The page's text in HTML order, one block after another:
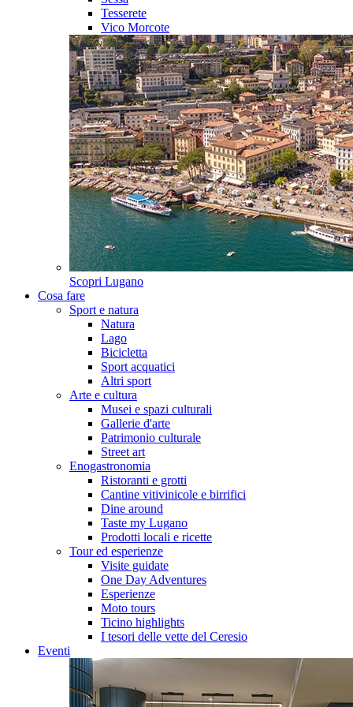
Tesserete
Vico Morcote
Scopri Lugano
Cosa fare
Sport e natura
Natura
Lago
Bicicletta
Sport acquatici
Altri sport
Arte e cultura
Musei e spazi culturali
Gallerie d'arte
Patrimonio culturale
Street art
Enogastronomia
Ristoranti e grotti
Cantine vitivinicole e birrifici
Dine around
Taste my Lugano
Prodotti locali e ricette
Tour ed esperienze
Visite guidate
One Day Adventures
Esperienze
Moto tours
Ticino highlights
I tesori delle vette del Ceresio
Eventi